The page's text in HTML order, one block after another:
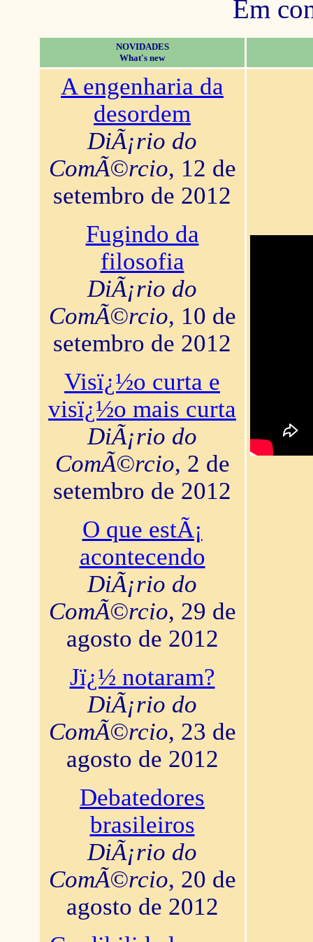
Em
NOVIDADES
What's new
A engenharia da
desordem
DiÃ¡rio do
ComÃ©rcio, 12 de
setembro de 2012
Fugindo da
filosofia
DiÃ¡rio do
ComÃ©rcio, 10 de
setembro de 2012
Visï¿½o curta e
visï¿½o mais curta
DiÃ¡rio do
ComÃ©rcio, 2 de
setembro de 2012
O que estÃ¡
acontecendo
DiÃ¡rio do
ComÃ©rcio, 29 de
agosto de 2012
Jï¿½ notaram?
DiÃ¡rio do
ComÃ©rcio, 23 de
agosto de 2012
Debatedores
brasileiros
DiÃ¡rio do
ComÃ©rcio, 20 de
agosto de 2012